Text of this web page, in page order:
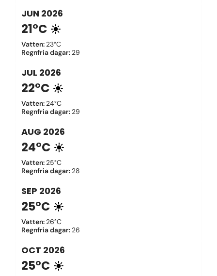
JUN 2026
21°C
Vatten: 23°C
Regnfria dagar: 29
JUL 2026
22°C
Vatten: 24°C
Regnfria dagar: 29
AUG 2026
24°C
Vatten: 25°C
Regnfria dagar: 28
SEP 2026
25°C
Vatten: 26°C
Regnfria dagar: 26
OCT 2026
25°C